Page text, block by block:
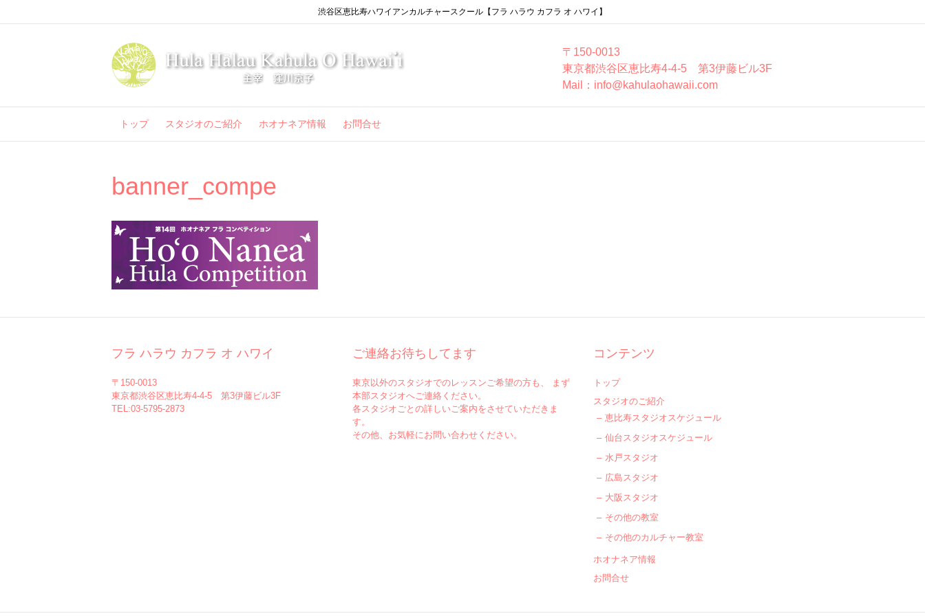
渋谷区恵比寿ハワイアンカルチャースクール【フラ ハラウ カフラ オ ハワイ】
〒150-0013
東京都渋谷区恵比寿4-4-5 第3伊藤ビル3F
Mail：info@kahulaohawaii.com
トップ スタジオのご紹介 ホオナネア情報 お問合せ
banner_compe
フラ ハラウ カフラ オ ハワイ
〒150-0013
東京都渋谷区恵比寿4-4-5 第3伊藤ビル3F
TEL:03-5795-2873
ご連絡お待ちしてます
東京以外のスタジオでのレッスンご希望の方も、 まず
本部スタジオへご連絡ください。
各スタジオごとの詳しいご案内をさせていただきま
す。
その他、お気軽にお問い合わせください。
コンテンツ
トップ
スタジオのご紹介
恵比寿スタジオスケジュール
仙台スタジオスケジュール
水戸スタジオ
広島スタジオ
大阪スタジオ
その他の教室
その他のカルチャー教室
ホオナネア情報
お問合せ